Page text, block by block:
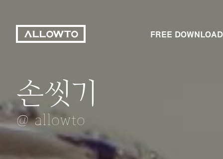
FREE DOWNLOAD
손씻기
@ allowto
텃밭
@ allowto
나홀로 매화
@ allowto
봄이 찾아온 호텔
@ allowto
빵
@ allowto